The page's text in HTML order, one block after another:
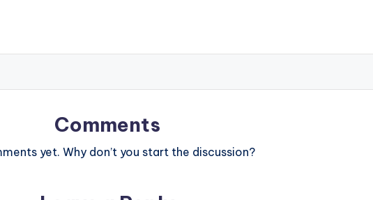
Comments
yet. Why don’t you start the discussion?